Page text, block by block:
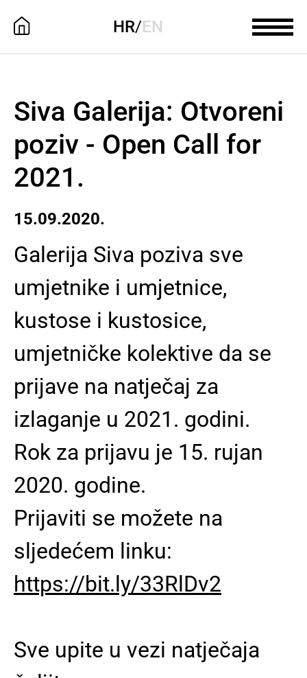
HR/EN
Siva Galerija: Otvoreni
poziv - Open Call for
2021.
15.09.2020.
Galerija Siva poziva sve
umjetnike i umjetnice,
kustose i kustosice,
umjetničke kolektive da se
prijave na natječaj za
izlaganje u 2021. godini.
Rok za prijavu je 15. rujan
2020. godine.
Prijaviti se možete na
sljedećem linku:
https://bit.ly/33RlDv2
Sve upite u vezi natječaja